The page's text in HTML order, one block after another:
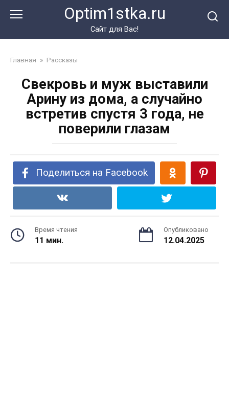
Optim1stka.ru
Сайт для Вас!
Главная » Рассказы
Свекровь и муж выставили
Арину из дома, а случайно
встретив спустя 3 года, не
поверили глазам
Поделиться на Facebook
Время чтения
11 мин.
Опубликовано
12.04.2025